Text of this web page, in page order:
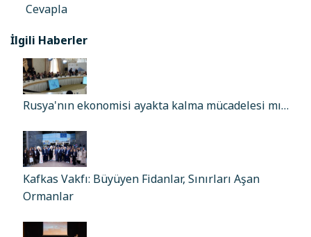
Cevapla
İlgili Haberler
Rusya'nın ekonomisi ayakta kalma mücadelesi mı…
Kafkas Vakfı: Büyüyen Fidanlar, Sınırları Aşan
Ormanlar